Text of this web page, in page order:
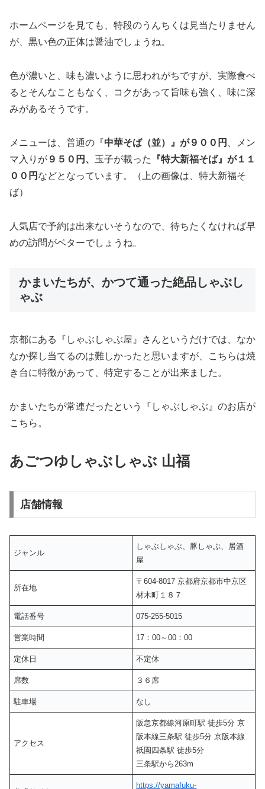
ホームページを見ても、特段のうんちくは見当たりません
が、黒い色の正体は醤油でしょうね。
色が濃いと、味も濃いように思われがちですが、実際食べ
るとそんなこともなく、コクがあって旨味も強く、味に深
みがあるそうです。
メニューは、普通の『中華そば（並）』が９００円
、メン
マ入りが ９５０円、 玉子が載った
『特大新福そば』が１１
００円 などとなっています。（上の画像は、特大新福そ
ば）
人気店で予約は出来ないそうなので、待ちたくなければ早
めの訪問がベターでしょうね。
かまいたちが、かつて通った絶品しゃぶし
ゃぶ
京都にある『しゃぶしゃぶ屋』さんというだけでは、なか
なか探し当てるのは難しかったと思いますが、こちらは焼
き台に特徴があって、特定することが出来ました。
かまいたちが常連だったという『しゃぶしゃぶ』のお店が
こちら。
あごつゆしゃぶしゃぶ 山福
店舗情報
ジャンル
しゃぶしゃぶ、豚しゃぶ、居酒
屋
所在地
〒604-8017 京都府京都市中京区
材木町１８７
電話番号 075-255-5015
営業時間 17：00～00：00
定休日 不定休
席数 ３６席
駐車場 なし
アクセス
阪急京都線河原町駅 徒歩5分 京
阪本線三条駅 徒歩5分 京阪本線
祇園四条駅 徒歩5分
三条駅から263m
https://yamafuku-